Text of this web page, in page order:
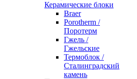
Керамические блоки
Braer
Porotherm /
Поротерм
Гжель /
Гжельские
Термоблок /
Сталинградский
камень